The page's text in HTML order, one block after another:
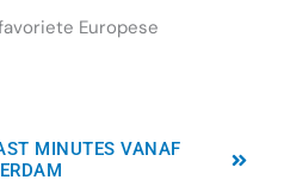
Europese
MINUTES VANAF